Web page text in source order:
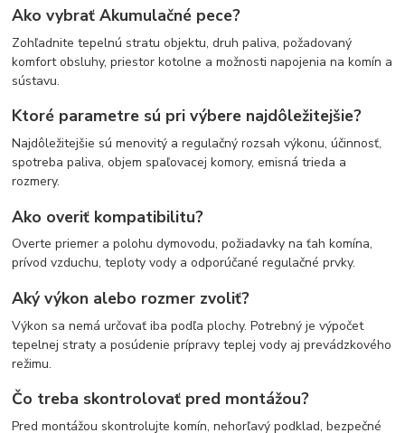
Ako vybrať Akumulačné pece?
Zohľadnite tepelnú stratu objektu, druh paliva, požadovaný
komfort obsluhy, priestor kotolne a možnosti napojenia na komín a
sústavu.
Ktoré parametre sú pri výbere najdôležitejšie?
Najdôležitejšie sú menovitý a regulačný rozsah výkonu, účinnosť,
spotreba paliva, objem spaľovacej komory, emisná trieda a
rozmery.
Ako overiť kompatibilitu?
Overte priemer a polohu dymovodu, požiadavky na ťah komína,
prívod vzduchu, teploty vody a odporúčané regulačné prvky.
Aký výkon alebo rozmer zvoliť?
Výkon sa nemá určovať iba podľa plochy. Potrebný je výpočet
tepelnej straty a posúdenie prípravy teplej vody aj prevádzkového
režimu.
Čo treba skontrolovať pred montážou?
Pred montážou skontrolujte komín, nehorľavý podklad, bezpečné